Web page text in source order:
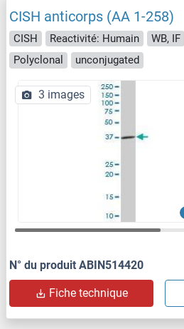
CISH anticorps (AA 1-258)
CISH Reactivité: Humain WB, IF
Polyclonal
unconjugated
3 images
N° du produit ABIN514420
Fiche technique